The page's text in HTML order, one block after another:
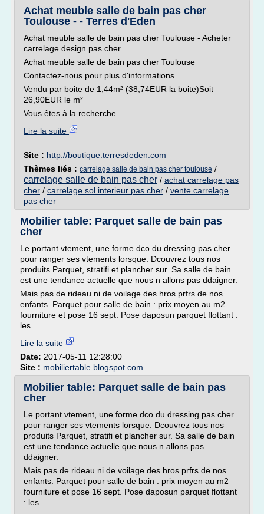
Achat meuble salle de bain pas cher
Toulouse - - Terres d'Eden
Achat meuble salle de bain pas cher Toulouse - Acheter
carrelage design pas cher
Achat meuble salle de bain pas cher Toulouse
Contactez-nous pour plus d'informations
Vendu par boite de 1,44m² (38,74EUR la boite)Soit
26,90EUR le m²
Vous êtes à la recherche...
Lire la suite
Site : http://boutique.terresdeden.com
Thèmes liés : carrelage salle de bain pas cher toulouse /
carrelage salle de bain pas cher / achat carrelage pas
cher / carrelage sol interieur pas cher / vente carrelage
pas cher
Mobilier table: Parquet salle de bain pas
cher
Le portant vtement, une forme dco du dressing pas cher
pour ranger ses vtements lorsque. Dcouvrez tous nos
produits Parquet, stratifi et plancher sur. Sa salle de bain
est une tendance actuelle que nous n allons pas ddaigner.
Mais pas de rideau ni de voilage des hros prfrs de nos
enfants. Parquet pour salle de bain : prix moyen au m2
fourniture et pose 16 sept. Pose daposun parquet flottant :
les...
Lire la suite
Date: 2017-05-11 12:28:00
Site : mobiliertable.blogspot.com
Mobilier table: Parquet salle de bain pas
cher
Le portant vtement, une forme dco du dressing pas cher
pour ranger ses vtements lorsque. Dcouvrez tous nos
produits Parquet, stratifi et plancher sur. Sa salle de bain
est une tendance actuelle que nous n allons pas
ddaigner.
Mais pas de rideau ni de voilage des hros prfrs de nos
enfants. Parquet pour salle de bain : prix moyen au m2
fourniture et pose 16 sept. Pose daposun parquet flottant
: les...